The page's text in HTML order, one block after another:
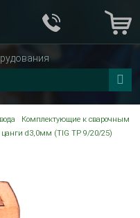
Комплектующие к сварочным
d3,0мм (TIG TP 9/20/25)